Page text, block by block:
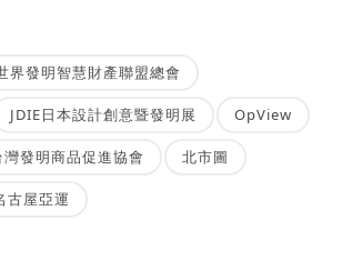
界發明智慧財產聯盟總會
JDIE日本設計創意暨發明展 OpView
灣發明商品促進協會 北市圖
古屋亞運